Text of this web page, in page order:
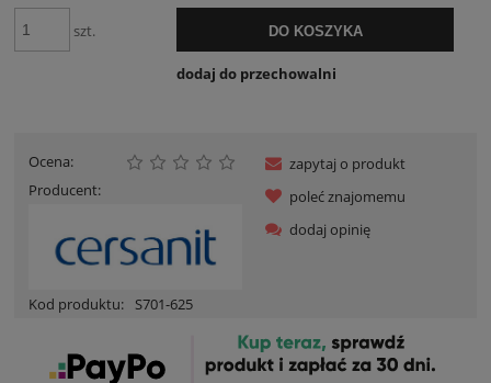
szt. DO KOSZYKA
dodaj do przechowalni
Ocena:
Producent:
Kod produktu: S701-625
zapytaj o produkt
poleć znajomemu
dodaj opinię